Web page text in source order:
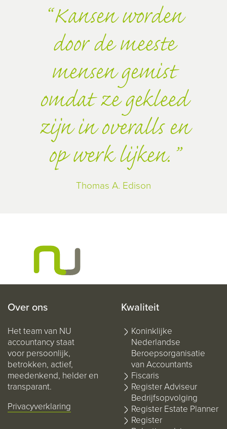
Kansen worden
door de meeste
mensen gemist
omdat ze gekleed
zijn in overalls en
op werk lijken.
Thomas A. Edison
Over ons
Het team van NU
accountancy staat
voor persoonlijk,
betrokken, actief,
meedenkend, helder en
transparant.
Privacyverklaring
Kwaliteit
Koninklijke
Nederlandse
Beroepsorganisatie
van Accountants
Fiscaris
Register Adviseur
Bedrijfsopvolging
Register Estate Planner
Register